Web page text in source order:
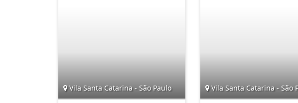
Vila Santa Catarina - São Paulo Vila Santa Catarina - São